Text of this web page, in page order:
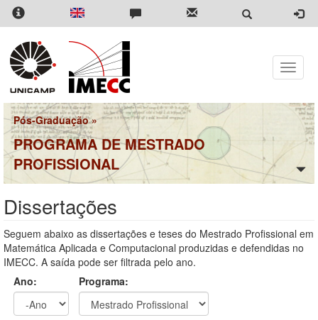
Pular
para
conteúdo
principal
Toggle
Pós-Graduação»
PROGRAMA DE MESTRADO
PROFISSIONAL
Dissertações
Seguem abaixo as dissertações e teses do Mestrado Profissional em
Matemática Aplicada e Computacional produzidas e defendidas no
IMECC. A saída pode ser filtrada pelo ano.
Ano:
Programa: